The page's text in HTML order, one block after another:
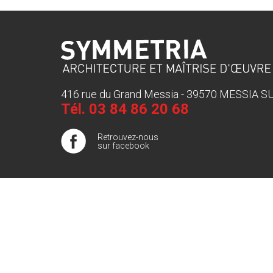
416 rue du Grand Messia - 39570 MESSIA
Tél. 03 84 86 20 68
Retrouvez-nous
sur facebook